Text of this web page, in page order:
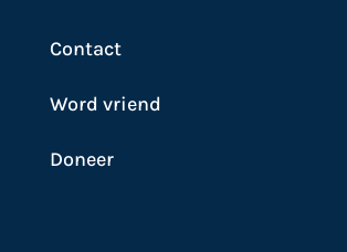
Contact
Word vriend
Doneer